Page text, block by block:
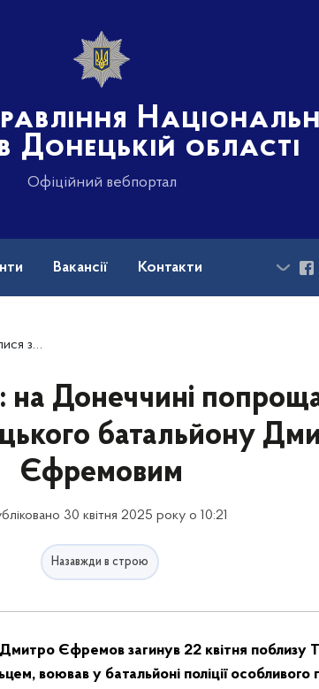
в Донецькій області
Офіційний вебпортал
Вакансії Контакти
Єфремовим
на Донеччині
батальйону
Єфремовим
30 квітня 2025 року о 10:21
Назавжди в строю
Дмитро Єфремов загинув 22 квітня поблизу
воював у батальйоні поліції особливого